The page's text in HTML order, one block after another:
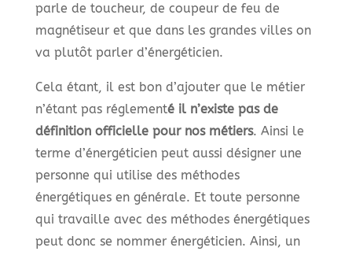
parle de toucheur, de coupeur de feu de
magnétiseur et que dans les grandes villes on
va plutôt parler d’énergéticien.
Cela étant, il est bon d’ajouter que le métier
n’étant pas réglementé il n’existe pas de
définition officielle pour nos métiers. Ainsi le
terme d’énergéticien peut aussi désigner une
personne qui utilise des méthodes
énergétiques en générale. Et toute personne
qui travaille avec des méthodes énergétiques
peut donc se nommer énergéticien. Ainsi, un